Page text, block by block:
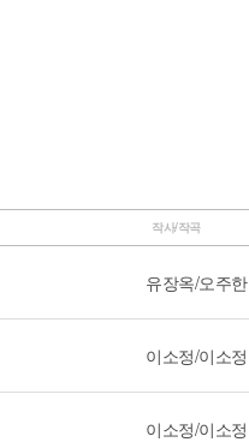
작사/작곡
유장옥/오주한
이소정/이소정
이소정/이소정